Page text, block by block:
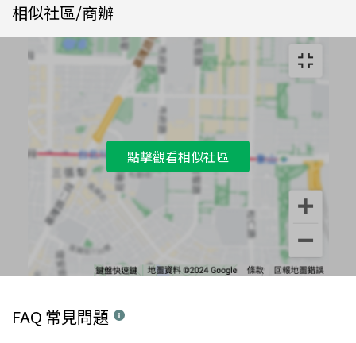
相似社區/商辦
點擊觀看相似社區
FAQ 常見問題